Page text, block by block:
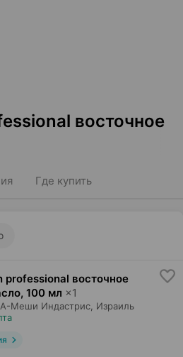
восточное
Где купить
professional восточное
, 100 мл ×1
А-Меши Индастрис , Израиль